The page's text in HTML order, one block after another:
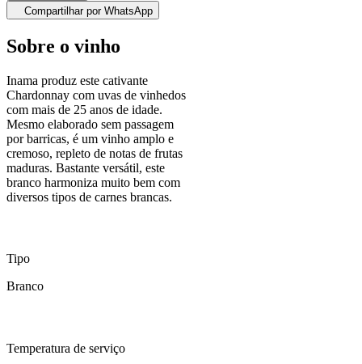
Compartilhar por WhatsApp
Sobre o vinho
Inama produz este cativante
Chardonnay com uvas de vinhedos
com mais de 25 anos de idade.
Mesmo elaborado sem passagem
por barricas, é um vinho amplo e
cremoso, repleto de notas de frutas
maduras. Bastante versátil, este
branco harmoniza muito bem com
diversos tipos de carnes brancas.
Tipo
Branco
Temperatura de serviço